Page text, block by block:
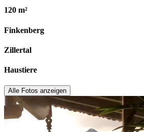
120 m²
Finkenberg
Zillertal
Haustiere
Alle Fotos anzeigen